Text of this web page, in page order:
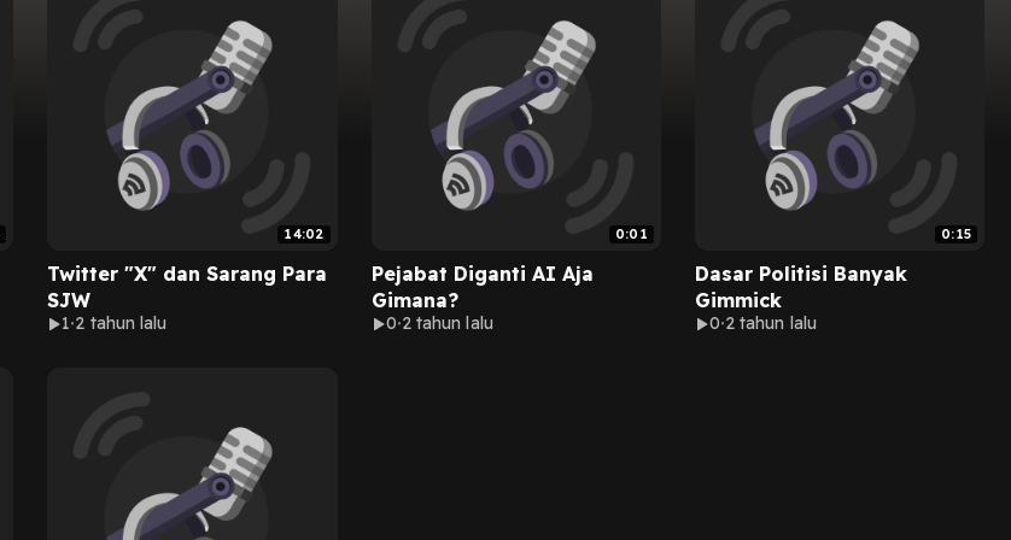
14:02
Twitter "X" dan Sarang Para
SJW
1 2 tahun lalu
0:01
Pejabat Diganti AI Aja
Gimana?
0 2 tahun lalu
0:15
Dasar Politisi Banyak
Gimmick
0 2 tahun lalu